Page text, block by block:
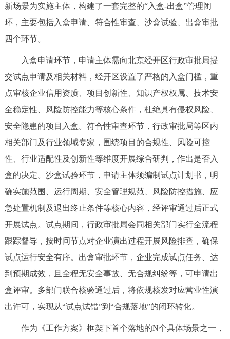
参与调查 在线访谈 图说互动
北京概况 十六区概览 人文北京
绿色北京 图说北京 视频北京
多语种
ENGLISH 한국어 日本語
DEUTSCH FRANÇAIS РУССКИЙ ЯЗЫК
العربية
回到顶部
新场景为实施主体，构建了一套完整的“入盒-出盒”管理闭
环，主要包括入盒申请、符合性审查、沙盒试验、出盒审批
四个环节。
入盒申请环节，申请主体需向北京经开区行政审批局提
交试点申请及相关材料，经开区设置了严格的入盒门槛，重
点审核企业信用资质、项目创新性、知识产权权属、技术安
全稳定性、风险防控能力等核心条件，杜绝具有侵权风险、
安全隐患的项目入盒。符合性审查环节，行政审批局等区内
相关部门及行业领域专家，围绕项目的合规性、风险可控
性、行业适配性及创新性等维度开展综合研判，作出是否入
盒的决定。沙盒试验环节，申请主体须编制试点计划书，明
确实施范围、运行周期、安全管理规范、风险防控措施、应
急处置机制及退出终止条件等核心内容，经评审通过后正式
开展试点。试点期间，行政审批局会同相关部门实行全流程
跟踪督导，按时间节点对企业演出过程开展风险排查，确保
试点运行安全有序。出盒审批环节，企业完成试点任务、达
到预期成效，且全程无安全事故、无合规纠纷等，可申请出
盒评审。多部门联合核验通过后，将依规核发对应营业性演
出许可，实现从“试点试错”到“合规落地”的闭环转化。
作为《工作方案》框架下首个落地的N个具体场景之一，